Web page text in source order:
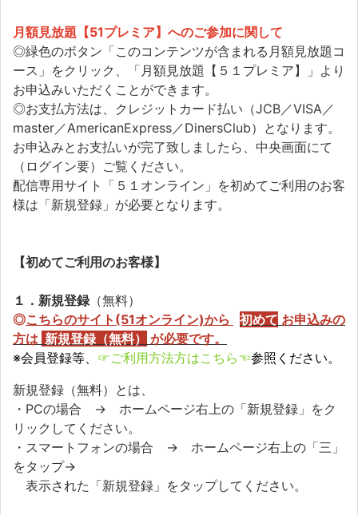
月額見放題【51プレミア】へのご参加に関して
◎緑色のボタン「このコンテンツが含まれる月額見放題コ
ース」をクリック、「月額見放題【５１プレミア】」より
お申込みいただくことができます。
◎お支払方法は、クレジットカード払い（JCB／VISA／
master／AmericanExpress／DinersClub）となります。
お申込みとお支払いが完了致しましたら、中央画面にて
（ログイン要）ご覧ください。
配信専用サイト「５１オンライン」を初めてご利用のお客
様は「新規登録」が必要となります。
【初めてご利用のお客様】
１．新規登録（無料）
◎こちらのサイト(51オンライン)から 初めて お申込みの
方は 新規登録（無料）
が必要です。
※会員登録等、 ☞ご利用方法方はこちら☜参照ください。
新規登録（無料）とは、
・PCの場合 → ホームページ右上の「新規登録」をク
リックしてください。
・スマートフォンの場合 → ホームページ右上の「三」
をタップ→
表示された「新規登録」をタップしてください。